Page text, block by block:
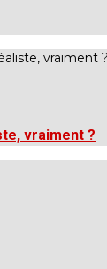
vraiment ?